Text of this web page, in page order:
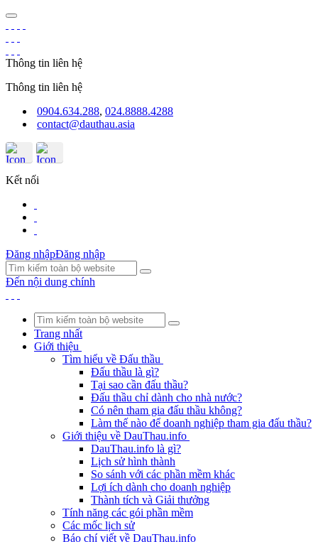
Thông tin liên hệ
Thông tin liên hệ
0904.634.288, 024.8888.4288
contact@dauthau.asia
Kết nối
Đăng nhậpĐăng nhập
Đến nội dung chính
Trang nhất
Giới thiệu
Tìm hiểu về Đấu thầu
Đấu thầu là gì?
Tại sao cần đấu thầu?
Đấu thầu chỉ dành cho nhà nước?
Có nên tham gia đấu thầu không?
Làm thế nào để doanh nghiệp tham gia đấu thầu?
Giới thiệu về DauThau.info
DauThau.info là gì?
Lịch sử hình thành
So sánh với các phần mềm khác
Lợi ích dành cho doanh nghiệp
Thành tích và Giải thưởng
Tính năng các gói phần mềm
Các mốc lịch sử
Báo chí viết về DauThau.info